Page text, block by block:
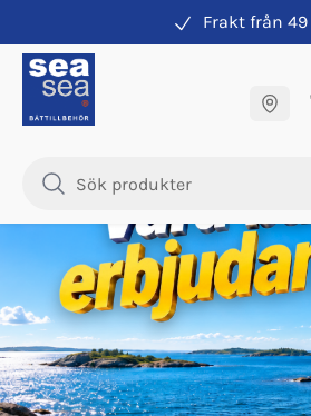
Frakt från
Samma pris online
Våra bästa erbjudanden